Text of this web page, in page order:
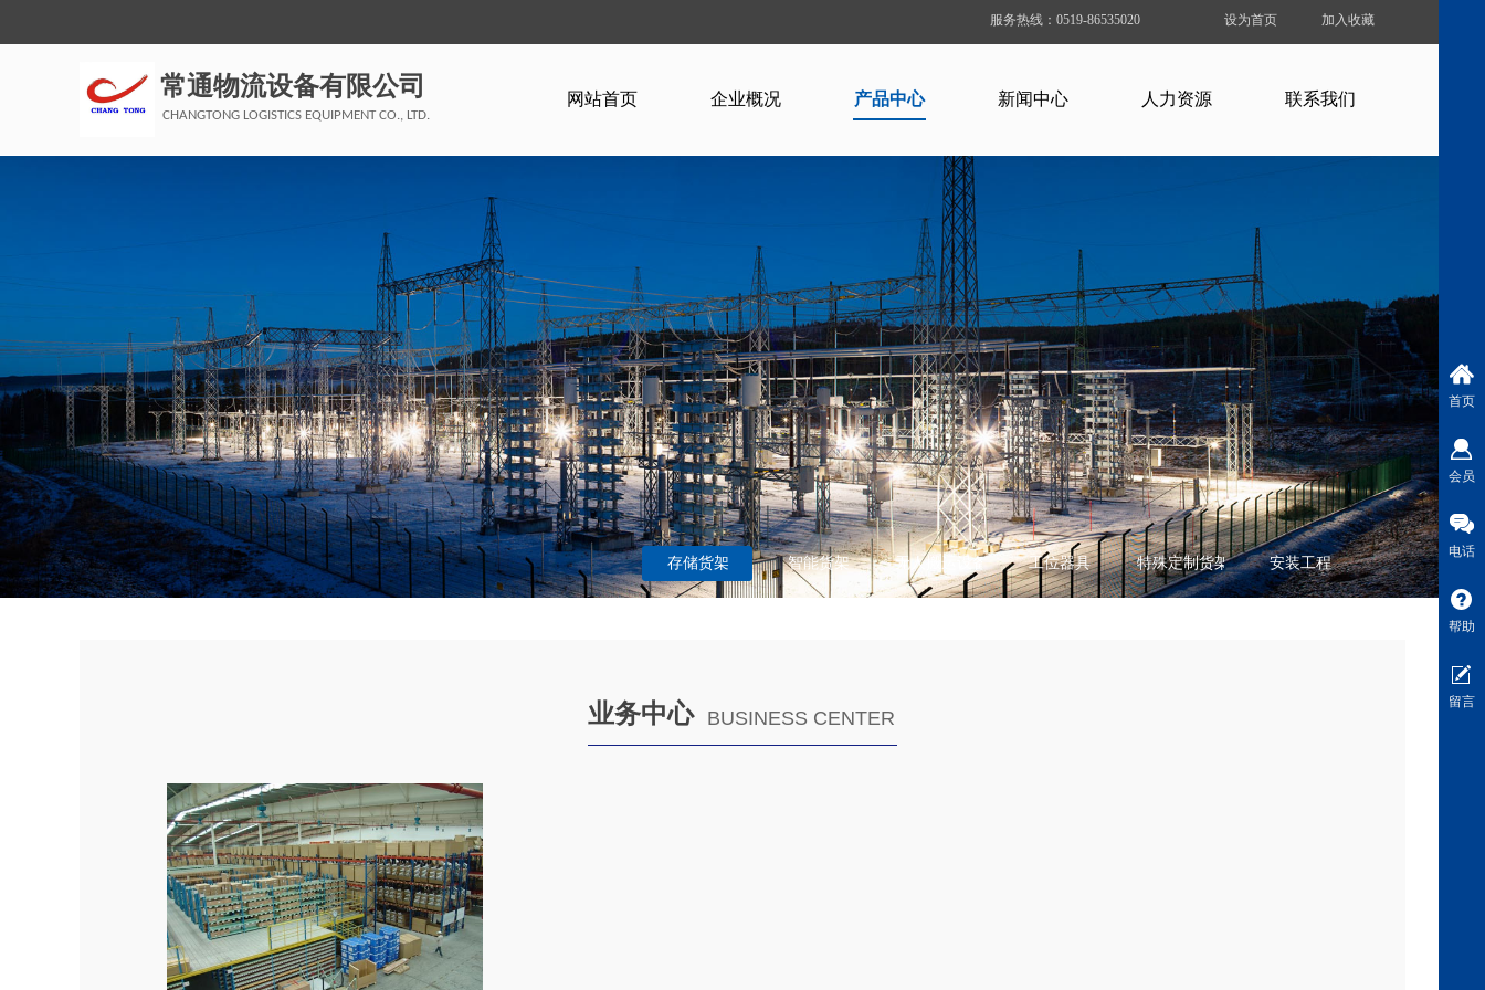
设为首页 加入收藏
服务热线：0519-86535020
CHANGTONG LOGISTICS EQUIPMENT CO., LTD.
常通物流设备有限公司 网站首页 企业概况 产品中心 新闻中心 人力资源 联系我们
网站首页 ⊙ 存储货架 ⊙ 阁楼式货架
当前位置： 存储货架 智能货架 无人搬运设备 工位器具 特殊定制货架 安装工程
业务中心 BUSINESS CENTER
首页
会员
电话
帮助
留言